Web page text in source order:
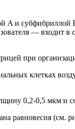
A и
— входит в
при
клетках
0,2-0,5 мкм и
равновесия (см.